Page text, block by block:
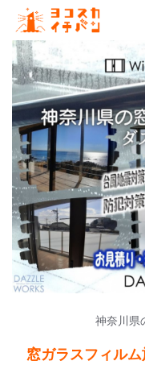
神奈川県
窓ガラスフィル